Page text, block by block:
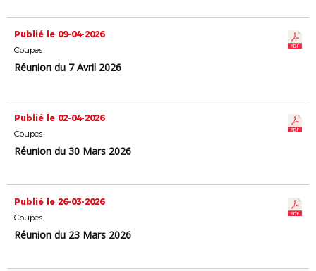
Publié le 09-04-2026
Coupes
Réunion du 7 Avril 2026
Publié le 02-04-2026
Coupes
Réunion du 30 Mars 2026
Publié le 26-03-2026
Coupes
Réunion du 23 Mars 2026